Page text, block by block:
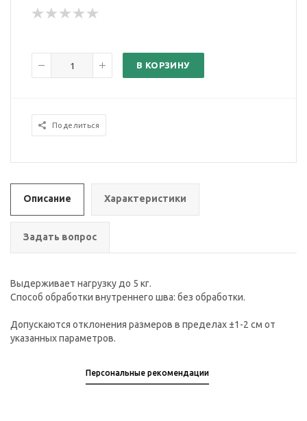
В КОРЗИНУ
Поделиться
Описание Характеристики
Задать вопрос
Выдерживает нагрузку до 5 кг.
Способ обработки внутреннего шва: без обработки.
Допускаются отклонения размеров в пределах ±1-2 см от
указанных параметров.
Персональные рекомендации